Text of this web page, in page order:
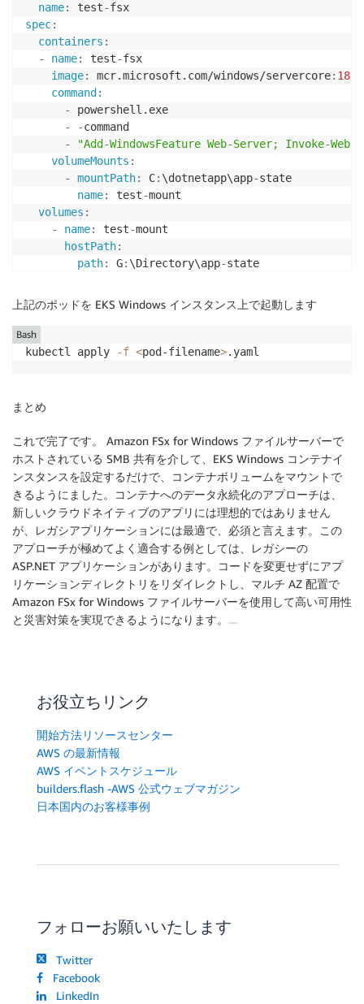
name: test-
spec:
containers :
-
name: test-fsx
image: mcr.microsoft.com/windows/servercore: 1809
command :
-
powershell.exe
-
-command
-
"Add-WindowsFeature Web-Server; Invoke-
volumeMounts :
-
mountPath: C: \dotnetapp\app-state
name: test-mount
volumes :
-
name: test-mount
hostPath:
path: G: \Directory\app-state
nodeSelector
beta.kubernetes.io/os
: windows
上記のポッドを EKS Windows インスタンス上で起動します
kubectl apply -f <pod-filename>.yaml
Bash
まとめ
これで完了です。 Amazon FSx for Windows ファイルサーバーで
ホストされている SMB 共有を介して、EKS Windows コンテナイ
ンスタンスを設定するだけで、コンテナボリュームをマウントで
きるようにました。コンテナへのデータ永続化のアプローチは、
新しいクラウドネイティブのアプリには理想的ではありません
が、レガシアプリケーションには最適で、必須と言えます。この
アプローチが極めてよく適合する例としては、レガシーの
ASP.NET アプリケーションがあります。コードを変更せずにアプ
リケーションディレクトリをリダイレクトし、マルチ AZ 配置で
Amazon FSx for Windows ファイルサーバーを使用して高い可用性
と災害対策を実現できるようになります。
お役立ちリンク
開始方法リソースセンター
AWS の最新情報
AWS イベントスケジュール
builders.flash -AWS 公式ウェブマガジン
日本国内のお客様事例
フォローお願いいたします
Twitter
Facebook
LinkedIn